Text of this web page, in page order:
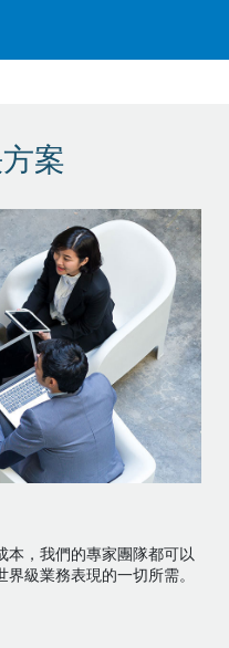
案
本，我們的專家團隊都可以
級業務表現的一切所需。